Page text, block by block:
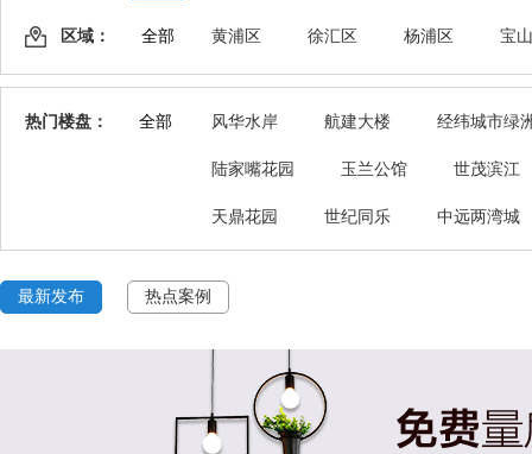
区域： 全部 黄浦区 徐汇区 杨浦区 宝
热门楼盘： 全部 风华水岸 航建大楼 经纬城市绿
陆家嘴花园 玉兰公馆 世茂滨江
天鼎花园 世纪同乐 中远两湾城
最新发布 热点案例